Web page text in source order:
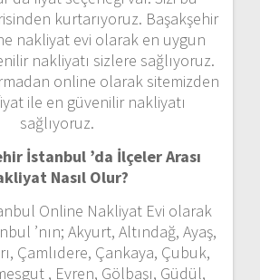
kurtarıyoruz. Başakşehir
nakliyat evi olarak en uygun
nakliyatı sizlere sağlıyoruz.
online olarak sitemizden
ile en güvenilir nakliyatı
sağlıyoruz.
İstanbul ’da İlçeler Arası
Nasıl Olur?
Online Nakliyat Evi olarak
’nın; Akyurt, Altındağ, Ayaş,
Çamlıdere, Çankaya, Çubuk,
, Evren, Gölbaşı, Güdül,